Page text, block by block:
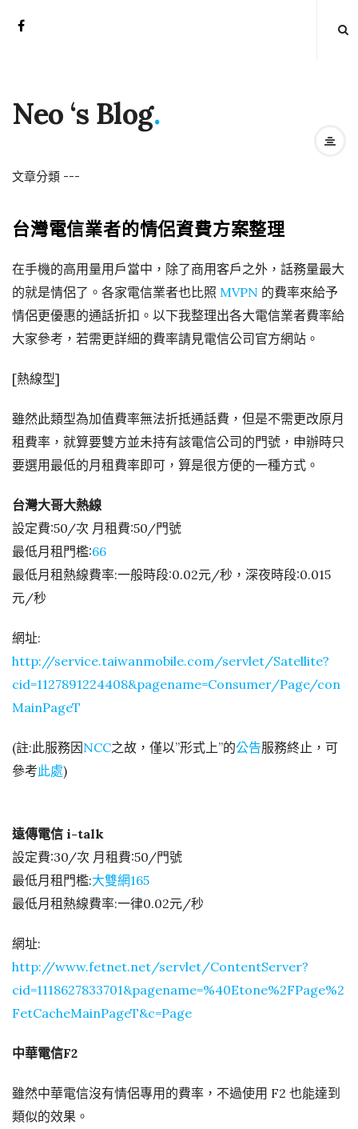
Neo ‘s Blog.
文章分類 ---
台灣電信業者的情侶資費方案整理
在手機的高用量用戶當中，除了商用客戶之外，話務量最大
的就是情侶了。各家電信業者也比照 MVPN 的費率來給予
情侶更優惠的通話折扣。以下我整理出各大電信業者費率給
大家參考，若需更詳細的費率請見電信公司官方網站。
[熱線型]
雖然此類型為加值費率無法折抵通話費，但是不需更改原月
租費率，就算要雙方並未持有該電信公司的門號，申辦時只
要選用最低的月租費率即可，算是很方便的一種方式。
台灣大哥大熱線
設定費:50/次 月租費:50/門號
最低月租門檻:66
最低月租熱線費率:一般時段:0.02元/秒，深夜時段:0.015
元/秒
網址:
http://service.taiwanmobile.com/servlet/Satellite?
cid=1127891224408&pagename=Consumer/Page/con
MainPageT
(註:此服務因NCC之故，僅以”形式上”的公告服務終止，可
參考此處)
遠傳電信 i-talk
設定費:30/次 月租費:50/門號
最低月租門檻:大雙網165
最低月租熱線費率:一律0.02元/秒
網址:
http://www.fetnet.net/servlet/ContentServer?
cid=1118627833701&pagename=%40Etone%2FPage%2
FetCacheMainPageT&c=Page
中華電信F2
雖然中華電信沒有情侶專用的費率，不過使用 F2 也能達到
類似的效果。